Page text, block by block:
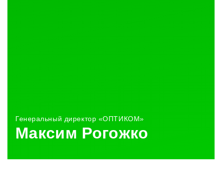
Генеральный директор «ОПТИКОМ»
Максим Рогожко